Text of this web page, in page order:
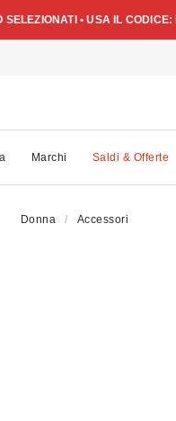
• USA IL
Marchi Saldi & Offerte
Donna Accessori